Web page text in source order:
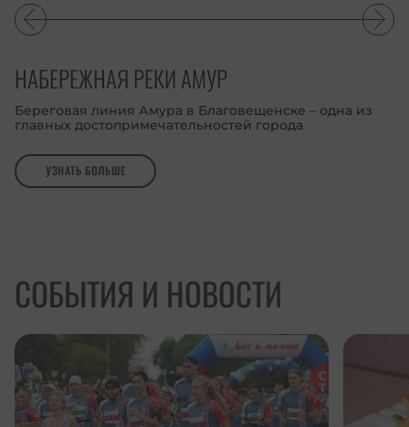
НАБЕРЕЖНАЯ РЕКИ АМУР
Береговая линия Амура в Благовещенске – одна из
главных достопримечательностей города
УЗНАТЬ БОЛЬШЕ
СОБЫТИЯ И НОВОСТИ